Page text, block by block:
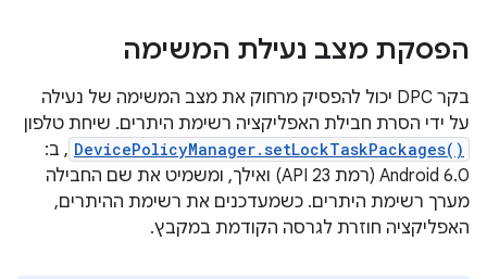
הפסקת מצב נעילת המשימה
בקר DPC יכול להפסיק מרחוק את מצב המשימה של נעילה
על ידי הסרת חבילת האפליקציה רשימת היתרים. שיחת טלפון
DevicePolicyManager.setLockTaskPackages() , ב:
Android 6.0 (רמת API 23) ואילך, ומשמיט את שם החבילה
מערך רשימת היתרים. כשמעדכנים את רשימת ההיתרים,
האפליקציה חוזרת לגרסה הקודמת במקבץ.